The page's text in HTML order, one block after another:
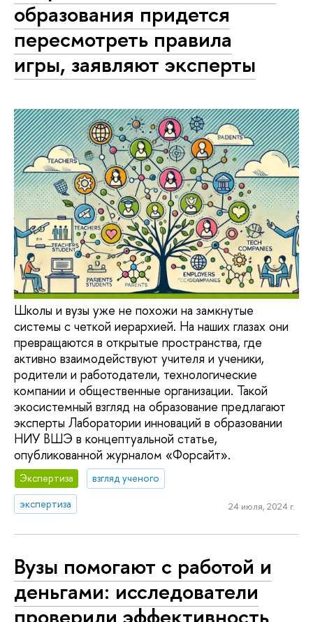
образования придется
пересмотреть правила
игры, заявляют эксперты
Школы и вузы уже не похожи на замкнутые
системы с четкой иерархией. На наших глазах они
превращаются в открытые пространства, где
активно взаимодействуют учителя и ученики,
родители и работодатели, технологические
компании и общественные организации. Такой
экосистемный взгляд на образование предлагают
эксперты Лаборатории инноваций в образовании
НИУ ВШЭ в концептуальной статье,
опубликованной журналом «Форсайт».
Экспертиза
взгляд ученого
экспертиза
24 июля, 2024 г.
Вузы помогают с работой и
деньгами: исследователи